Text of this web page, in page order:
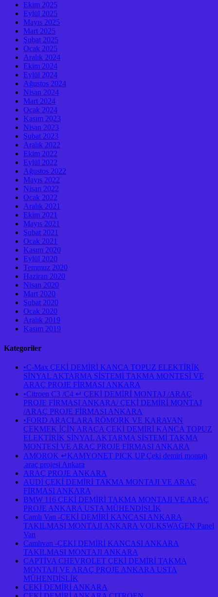
Ekim 2025
Eylül 2025
Mayıs 2025
Mart 2025
Şubat 2025
Ocak 2025
Aralık 2024
Ekim 2024
Eylül 2024
Ağustos 2024
Nisan 2024
Mart 2024
Ocak 2024
Kasım 2023
Nisan 2023
Şubat 2023
Aralık 2022
Ekim 2022
Eylül 2022
Ağustos 2022
Mayıs 2022
Nisan 2022
Ocak 2022
Aralık 2021
Ekim 2021
Mayıs 2021
Şubat 2021
Ocak 2021
Kasım 2020
Eylül 2020
Temmuz 2020
Haziran 2020
Nisan 2020
Mart 2020
Şubat 2020
Ocak 2020
Aralık 2019
Kasım 2019
Kategoriler
•C-Max ÇEKİ DEMİRİ KANCA TOPUZ ELEKTİRİK
SİNYAL AKTARMA SİSTEMİ TAKMA MONTESİ VE
ARAÇ PROJE FİRMASI ANKARA
•Citroen C3 /C4 ↵ ÇEKİ DEMİRİ MONTAJ /ARAÇ
PROJE FİRMASI ANKARA/ ÇEKİ DEMİRİ MONTAJ
/ARAÇ PROJE FİRMASI ANKARA
•FORD ARAÇLARA RÖMORK VE KARAVAN
ÇEKMEK İÇİN ARAÇA ÇEKİ DEMİRİ KANCA TOPUZ
ELEKTİRİK SİNYAL AKTARMA SİSTEMİ TAKMA
MONTESİ VE ARAÇ PROJE FİRMASI ANKARA
AMOROK ↵KAMYONET PICK UP Çeki demiri montajı
.araç projesi Ankara
ARAÇ PROJE ANKARA
AUDİ ÇEKİ DEMİRİ TAKMA MONTAJI VE ARAÇ
FİRMASI ANKARA
BMW 116 ÇEKİ DEMİRİ TAKMA MONTAJI VE ARAÇ
PROJE ANKARA USTA MÜHENDİSLİK
Camlı Van -ÇEKİ DEMİRİ KANCASI ANKARA
TAKILMASI MONTAJI ANKARA VOLKSWAGEN Panel
Van
Camlıvan -ÇEKİ DEMİRİ KANCASI ANKARA
TAKILMASI MONTAJI ANKARA
CAPTİVA CHEVROLET ÇEKİ DEMİRİ TAKMA
MONTAJI VE ARAÇ PROJE ANKARA USTA
MÜHENDİSLİK
ÇEKİ DEMİRİ ANKARA